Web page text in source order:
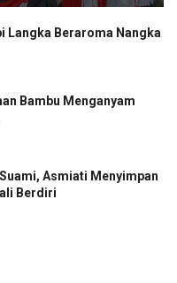
Langka Beraroma Nangka
Bambu Menganyam
Asmiati Menyimpan
Berdiri